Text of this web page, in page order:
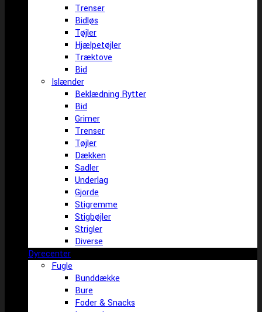
Trenser
Bidløs
Tøjler
Hjælpetøjler
Træktove
Bid
Islænder
Beklædning Rytter
Bid
Grimer
Trenser
Tøjler
Dækken
Sadler
Underlag
Gjorde
Stigremme
Stigbøjler
Strigler
Diverse
Dyrecenter
Fugle
Bunddække
Bure
Foder & Snacks